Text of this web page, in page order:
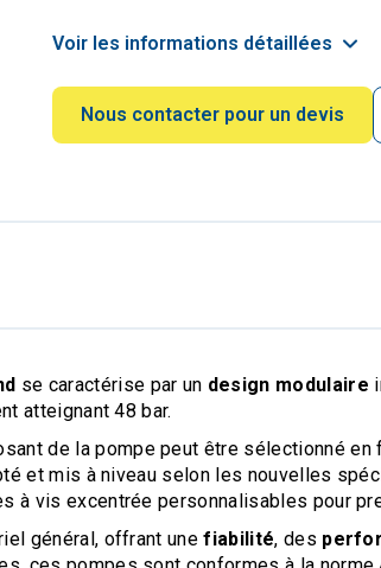
Voir les informations détaillées
Nous contacter pour un devis
se caractérise par un design modulaire
atteignant 48 bar.
de la pompe peut être sélectionné
et mis à niveau selon les nouvelles
vis excentrée personnalisables pour
général, offrant unefiabilité, des